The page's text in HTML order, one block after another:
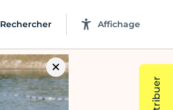
Rechercher Affichage